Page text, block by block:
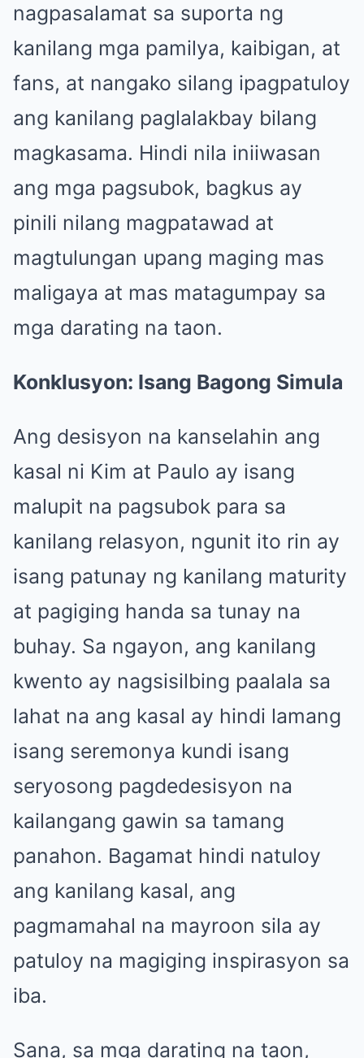
nagpasalamat sa suporta ng
kanilang mga pamilya, kaibigan, at
fans, at nangako silang ipagpatuloy
ang kanilang paglalakbay bilang
magkasama. Hindi nila iniiwasan
ang mga pagsubok, bagkus ay
pinili nilang magpatawad at
magtulungan upang maging mas
maligaya at mas matagumpay sa
mga darating na taon.
Konklusyon: Isang Bagong Simula
Ang desisyon na kanselahin ang
kasal ni Kim at Paulo ay isang
malupit na pagsubok para sa
kanilang relasyon, ngunit ito rin ay
isang patunay ng kanilang maturity
at pagiging handa sa tunay na
buhay. Sa ngayon, ang kanilang
kwento ay nagsisilbing paalala sa
lahat na ang kasal ay hindi lamang
isang seremonya kundi isang
seryosong pagdedesisyon na
kailangang gawin sa tamang
panahon. Bagamat hindi natuloy
ang kanilang kasal, ang
pagmamahal na mayroon sila ay
patuloy na magiging inspirasyon sa
iba.
Sana, sa mga darating na taon,